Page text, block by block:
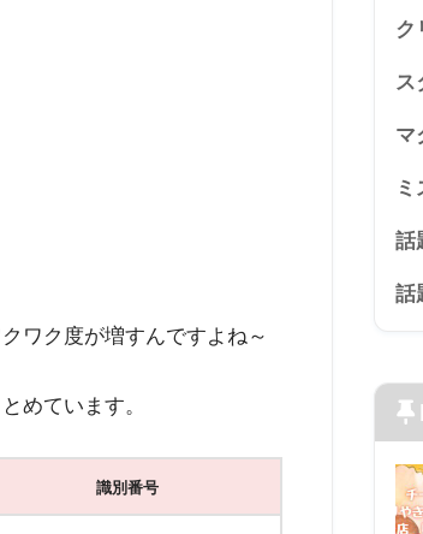
ワク度が増すんですよね～
めています。
識別番号
ク
ス
マ
話
話